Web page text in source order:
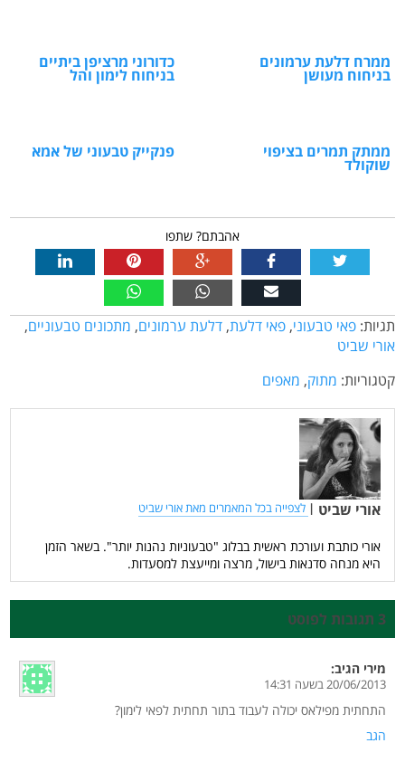
ממרח דלעת ערמונים
בניחוח מעושן
כדורוני מרציפן ביתיים
בניחוח לימון והל
ממתק תמרים בציפוי
שוקולד
פנקייק טבעוני של אמא
אהבתם? שתפו
תגיות: פאי טבעוני, פאי דלעת, דלעת ערמונים, מתכונים טבעוניים,
אורי שביט
קטגוריות: מתוק, מאפים
אורי שביט | לצפייה בכל המאמרים מאת אורי שביט
אורי כותבת ועורכת ראשית בבלוג "טבעוניות נהנות יותר". בשאר הזמן
היא מנחה סדנאות בישול, מרצה ומייעצת למסעדות.
3 תגובות לפוסט
מירי הגיב:
20/06/2013 בשעה 14:31
התחתית מפילאס יכולה לעבוד בתור תחתית לפאי לימון?
הגב